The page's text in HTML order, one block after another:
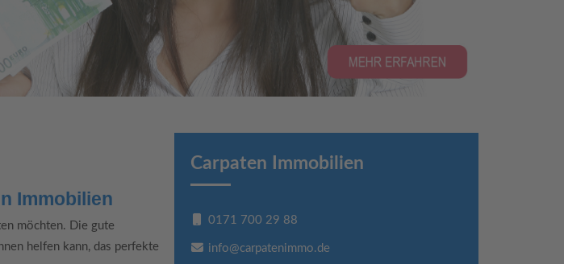
Immobilien
möchten. Die gute
helfen kann, das perfekte
Carpaten Immobilien
0171 700 29 88
info@carpatenimmo.de